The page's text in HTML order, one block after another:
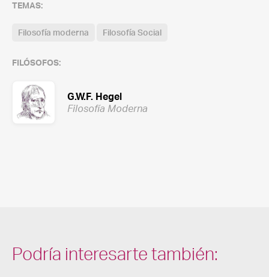
TEMAS:
Filosofía moderna Filosofía Social
FILÓSOFOS:
G.W.F. Hegel
Filosofía Moderna
Podría interesarte también: